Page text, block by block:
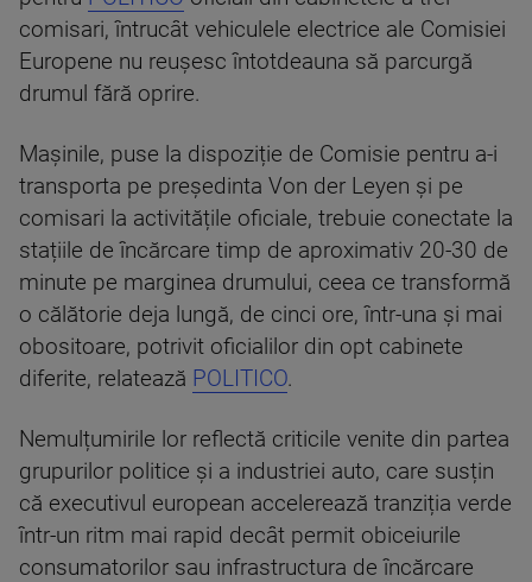
comisari, întrucât vehiculele electrice ale Comisiei
Europene nu reușesc întotdeauna să parcurgă
drumul fără oprire.
Mașinile, puse la dispoziție de Comisie pentru a-i
transporta pe președinta Von der Leyen și pe
comisari la activitățile oficiale, trebuie conectate la
stațiile de încărcare timp de aproximativ 20-30 de
minute pe marginea drumului, ceea ce transformă
o călătorie deja lungă, de cinci ore, într-una și mai
obositoare, potrivit oficialilor din opt cabinete
diferite, relatează POLITICO.
Nemulțumirile lor reflectă criticile venite din partea
grupurilor politice și a industriei auto, care susțin
că executivul european accelerează tranziția verde
într-un ritm mai rapid decât permit obiceiurile
consumatorilor sau infrastructura de încărcare